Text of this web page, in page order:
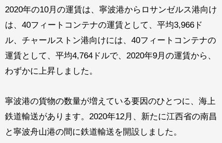
2020年の10月の運賃は、寧波港からロサンゼルス港向け
は、40フィートコンテナの運賃として、平均3,966ド
ル、チャールストン港向けには、40フィートコンテナの
運賃として、平均4,764ドルで、2020年9月の運賃から、
わずかに上昇しました。
寧波港の貨物の数量が増えている要因のひとつに、海上
鉄道輸送があります。2020年12月、新たに江西省の南昌
と寧波舟山港の間に鉄道輸送を開設しました。